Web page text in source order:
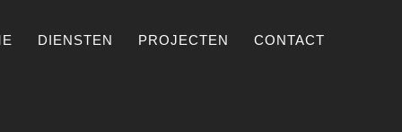
DIENSTEN PROJECTEN CONTACT